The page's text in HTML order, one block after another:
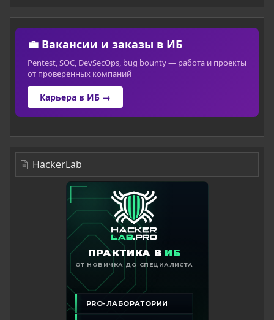
💼 Вакансии и заказы в ИБ
Pentest, SOC, DevSecOps, bug bounty — работа и проекты
от проверенных компаний
Карьера в ИБ →
HackerLab